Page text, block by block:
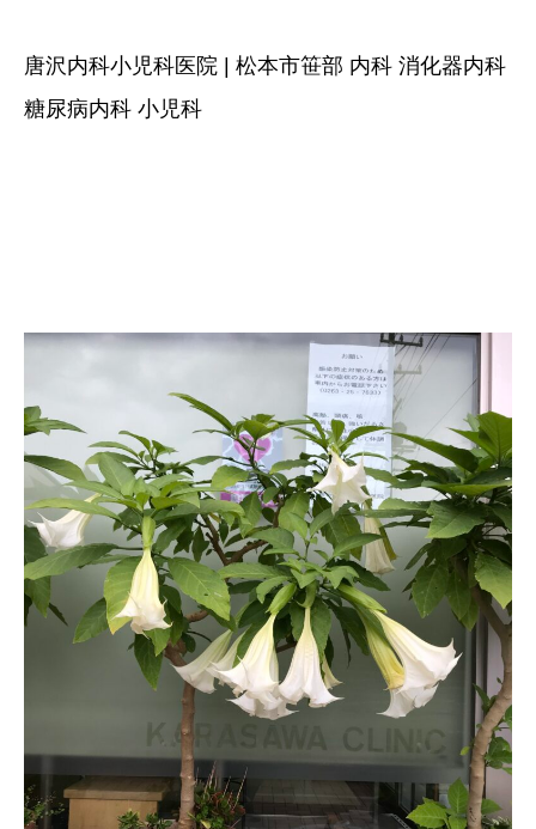
唐沢内科小児科医院 | 松本市笹部 内科 消化器内科
糖尿病内科 小児科